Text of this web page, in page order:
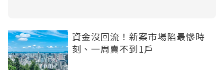
資金沒回流！新案市場陷最慘時
刻、一周賣不到1戶